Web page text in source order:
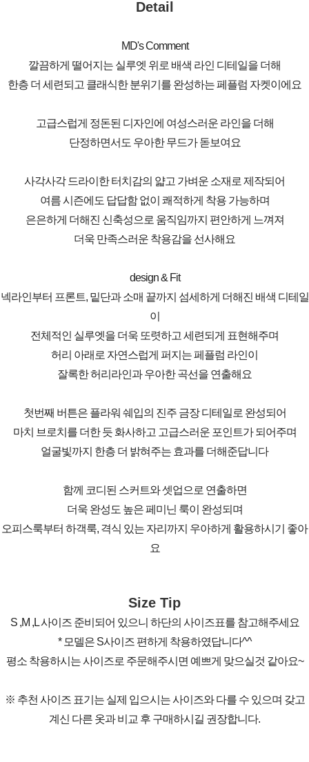
Detail
MD's Comment
깔끔하게 떨어지는 실루엣 위로 배색 라인 디테일을 더해
한층 더 세련되고 클래식한 분위기를 완성하는 페플럼 자켓이에요
고급스럽게 정돈된 디자인에 여성스러운 라인을 더해
단정하면서도 우아한 무드가 돋보여요
사각사각 드라이한 터치감의 얇고 가벼운 소재로 제작되어
여름 시즌에도 답답함 없이 쾌적하게 착용 가능하며
은은하게 더해진 신축성으로 움직임까지 편안하게 느껴져
더욱 만족스러운 착용감을 선사해요
design & Fit
넥라인부터 프론트, 밑단과 소매 끝까지 섬세하게 더해진 배색 디테일
이
전체적인 실루엣을 더욱 또렷하고 세련되게 표현해주며
허리 아래로 자연스럽게 퍼지는 페플럼 라인이
잘록한 허리라인과 우아한 곡선을 연출해요
첫번째 버튼은 플라워 쉐입의 진주 금장 디테일로 완성되어
마치 브로치를 더한 듯 화사하고 고급스러운 포인트가 되어주며
얼굴빛까지 한층 더 밝혀주는 효과를 더해준답니다
함께 코디된 스커트와 셋업으로 연출하면
더욱 완성도 높은 페미닌 룩이 완성되며
오피스룩부터 하객룩, 격식 있는 자리까지 우아하게 활용하시기 좋아
요
Size Tip
S ,M ,L 사이즈 준비되어 있으니 하단의 사이즈표를 참고해주세요
* 모델은 S사이즈 편하게 착용하였답니다^^
평소 착용하시는 사이즈로 주문해주시면 예쁘게 맞으실것 같아요~
※ 추천 사이즈 표기는 실제 입으시는 사이즈와 다를 수 있으며 갖고
계신 다른 옷과 비교 후 구매하시길 권장합니다.